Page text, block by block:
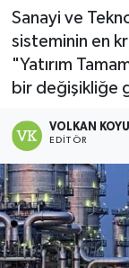
Sanayi ve
sisteminin en
"Yatırım
bir değişikliğe
VOLKAN
EDITÖR